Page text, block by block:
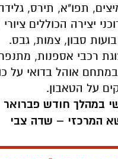
תפו"א, תירס,
יצירה הכוללים
סבון, צמות, גבס.
רכבי אספנות,
במתחם אוהל בדואי על
על הטאבון.
במהלך חודש פברואר
המרכזי – שדה צבי